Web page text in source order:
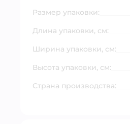
Размер упаковки:
Длина упаковки, см:
Ширина упаковки, см:
Высота упаковки, см:
Страна производства: